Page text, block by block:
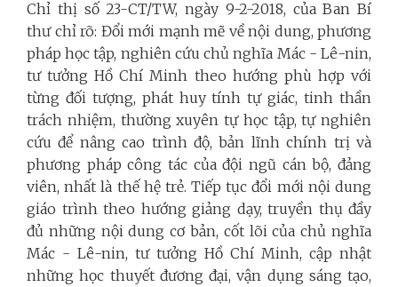
Chỉ thị số 23-CT/TW, ngày 9-2-2018, của Ban Bí
thư chỉ rõ: Đổi mới mạnh mẽ về nội dung, phương
pháp học tập, nghiên cứu chủ nghĩa Mác - Lê-nin,
tư tưởng Hồ Chí Minh theo hướng phù hợp với
từng đối tượng, phát huy tính tự giác, tinh thần
trách nhiệm, thường xuyên tự học tập, tự nghiên
cứu để nâng cao trình độ, bản lĩnh chính trị và
phương pháp công tác của đội ngũ cán bộ, đảng
viên, nhất là thế hệ trẻ. Tiếp tục đổi mới nội dung
giáo trình theo hướng giảng dạy, truyền thụ đầy
đủ những nội dung cơ bản, cốt lõi của chủ nghĩa
Mác - Lê-nin, tư tưởng Hồ Chí Minh, cập nhật
những học thuyết đương đại, vận dụng sáng tạo,